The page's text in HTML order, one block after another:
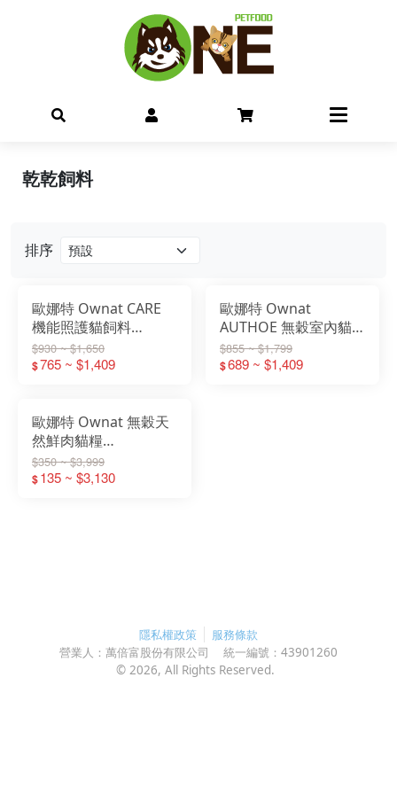
排序
歐娜特 Ownat CARE
機能照護貓飼料
1.5KG/3KG 泌尿道 腎
臟 單一蛋白
$930 ~ $1,650
$765 ~ $1,409
歐娜特 Ownat
AUTHOE 無穀室內貓
飼料 1.5KG/3KG 單一
蛋白/低穀全齡貓鮮肉
$855 ~ $1,799
$689 ~ $1,409
歐娜特 Ownat 無穀天
然鮮肉貓糧
300g/1KG/3KG/8KG
全齡貓 室內貓
$350 ~ $3,999
$135 ~ $3,130
乾乾飼料
隱私權政策
服務條款
營業人： 萬倍富股份有限公司 統一編號： 43901260
© 2026, All Rights Reserved.